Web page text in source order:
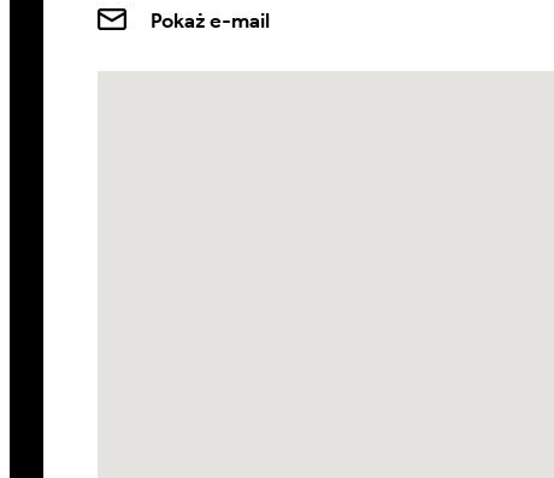
Pokaż e-mail